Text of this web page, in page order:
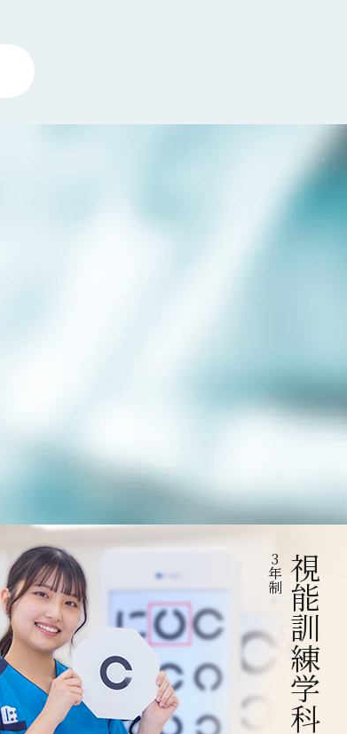
3
年
制 視能訓練学科